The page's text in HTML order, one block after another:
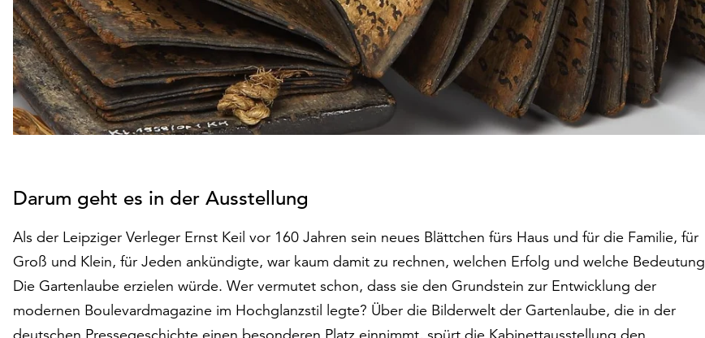
Darum geht es in der Ausstellung
Als der Leipziger Verleger Ernst Keil vor 160 Jahren sein neues Blättchen fürs Haus und für die Familie, für
Groß und Klein, für Jeden ankündigte, war kaum damit zu rechnen, welchen Erfolg und welche Bedeutung
Die Gartenlaube erzielen würde. Wer vermutet schon, dass sie den Grundstein zur Entwicklung der
modernen Boulevardmagazine im Hochglanzstil legte? Über die Bilderwelt der Gartenlaube, die in der